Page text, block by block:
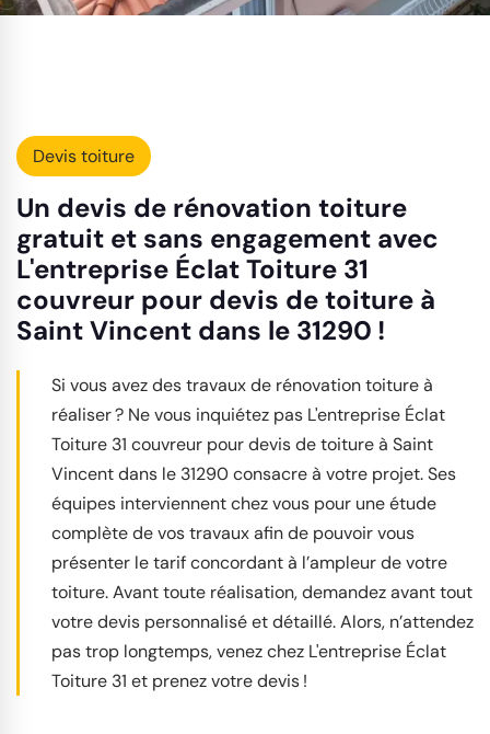
Devis toiture
Un devis de rénovation toiture
gratuit et sans engagement avec
L'entreprise Éclat Toiture 31
couvreur pour devis de toiture à
Saint Vincent dans le 31290 !
Si vous avez des travaux de rénovation toiture à
réaliser ? Ne vous inquiétez pas L'entreprise Éclat
Toiture 31 couvreur pour devis de toiture à Saint
Vincent dans le 31290 consacre à votre projet. Ses
équipes interviennent chez vous pour une étude
complète de vos travaux afin de pouvoir vous
présenter le tarif concordant à l’ampleur de votre
toiture. Avant toute réalisation, demandez avant tout
votre devis personnalisé et détaillé. Alors, n’attendez
pas trop longtemps, venez chez L'entreprise Éclat
Toiture 31 et prenez votre devis !